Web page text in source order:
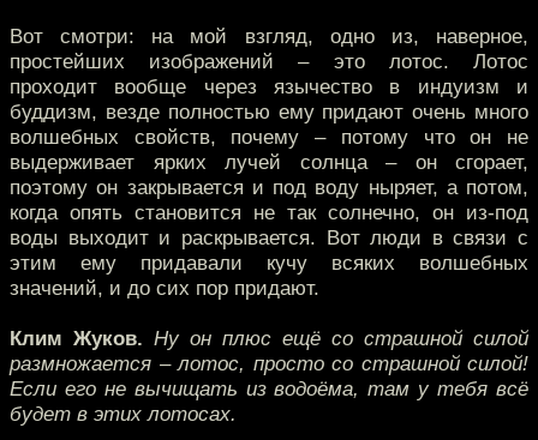
Вот смотри: на мой взгляд, одно из, наверное,
простейших изображений – это лотос. Лотос
проходит вообще через язычество в индуизм и
буддизм, везде полностью ему придают очень много
волшебных свойств, почему – потому что он не
выдерживает ярких лучей солнца – он сгорает,
поэтому он закрывается и под воду ныряет, а потом,
когда опять становится не так солнечно, он из-под
воды выходит и раскрывается. Вот люди в связи с
этим ему придавали кучу всяких волшебных
значений, и до сих пор придают.
Клим Жуков. Ну он плюс ещё со страшной силой
размножается – лотос, просто со страшной силой!
Если его не вычищать из водоёма, там у тебя всё
будет в этих лотосах.